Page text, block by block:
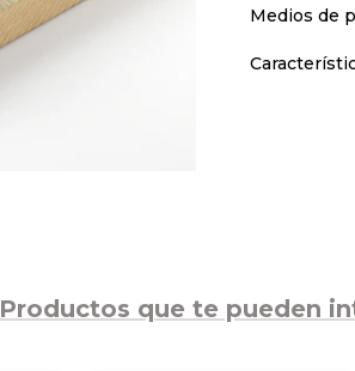
Medios de
Productos que te pueden